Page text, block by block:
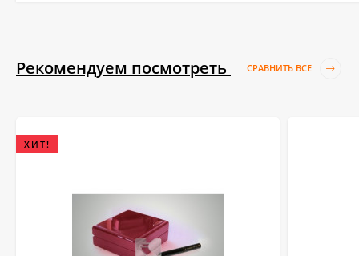
Рекомендуем посмотреть СРАВНИТЬ ВСЕ
ХИТ!